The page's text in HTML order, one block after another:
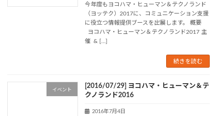
今年度もヨコハマ・ヒューマン＆テクノランド
（ヨッテク）2017に、コミュニケーション支援
に役立つ情報提供ブースを出展します。 概要
ヨコハマ・ヒューマン＆テクノランド2017 主
催 & […]
続きを読む
イベント
[2016/07/29] ヨコハマ・ヒューマン＆テ
クノランド2016
2016年7月4日